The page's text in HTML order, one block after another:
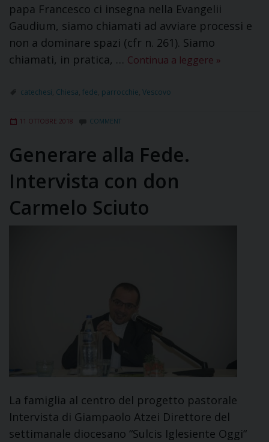
papa Francesco ci insegna nella Evangelii
Gaudium, siamo chiamati ad avviare processi e
non a dominare spazi (cfr n. 261). Siamo
chiamati, in pratica, … Continua a leggere »
catechesi Chiesa fede parrocchie Vescovo
11 OTTOBRE 2018 COMMENT
Generare alla Fede.
Intervista con don
Carmelo Sciuto
La famiglia al centro del progetto pastorale
Intervista di Giampaolo Atzei Direttore del
settimanale diocesano “Sulcis Iglesiente Oggi“